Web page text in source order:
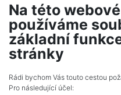
SHOW
Na této
používáme
základní
stránky
Rádi bychom Vás touto cestou
Pro následující účel: